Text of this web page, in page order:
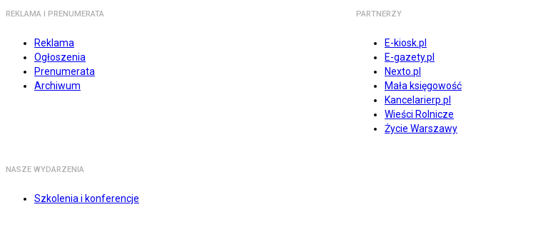
REKLAMA I PRENUMERATA
Reklama
Ogłoszenia
Prenumerata
Archiwum
PARTNERZY
E-kiosk.pl
E-gazety.pl
Nexto.pl
Mała księgowość
Kancelarierp.pl
Wieści Rolnicze
Życie Warszawy
NASZE WYDARZENIA
Szkolenia i konferencje